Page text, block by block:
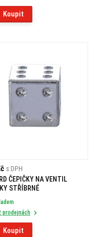
Koupit
s DPH
ČEPIČKY NA VENTIL
STŘÍBRNÉ
prodejnách
Koupit